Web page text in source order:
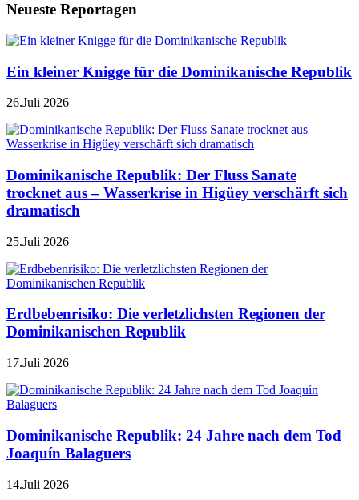
Neueste Reportagen
Ein kleiner Knigge für die Dominikanische Republik
26.Juli 2026
Dominikanische Republik: Der Fluss Sanate
trocknet aus – Wasserkrise in Higüey verschärft sich
dramatisch
25.Juli 2026
Erdbebenrisiko: Die verletzlichsten Regionen der
Dominikanischen Republik
17.Juli 2026
Dominikanische Republik: 24 Jahre nach dem Tod
Joaquín Balaguers
14.Juli 2026